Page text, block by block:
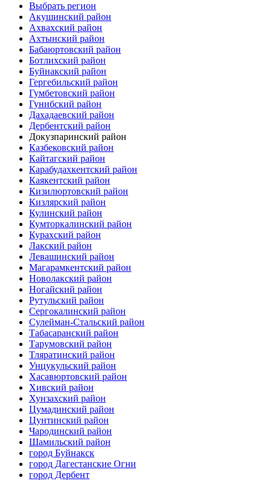
Выбрать регион
Акушинский район
Ахвахский район
Ахтынский район
Бабаюртовский район
Ботлихский район
Буйнакский район
Гергебильский район
Гумбетовский район
Гунибский район
Дахадаевский район
Дербентский район
Докузпаринский район
Казбековский район
Кайтагский район
Карабудахкентский район
Каякентский район
Кизилюртовский район
Кизлярский район
Кулинский район
Кумторкалинский район
Курахский район
Лакский район
Левашинский район
Магарамкентский район
Новолакский район
Ногайский район
Рутульский район
Сергокалинский район
Сулейман-Стальский район
Табасаранский район
Тарумовский район
Тляратинский район
Унцукульский район
Хасавюртовский район
Хивский район
Хунзахский район
Цумадинский район
Цунтинский район
Чародинский район
Шамильский район
город Буйнакск
город Дагестанские Огни
город Дербент